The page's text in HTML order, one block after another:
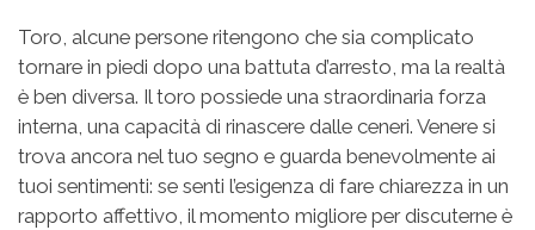
Toro, alcune persone ritengono che sia complicato
tornare in piedi dopo una battuta d’arresto, ma la realtà
è ben diversa. Il toro possiede una straordinaria forza
interna, una capacità di rinascere dalle ceneri. Venere si
trova ancora nel tuo segno e guarda benevolmente ai
tuoi sentimenti: se senti l’esigenza di fare chiarezza in un
rapporto affettivo, il momento migliore per discuterne è